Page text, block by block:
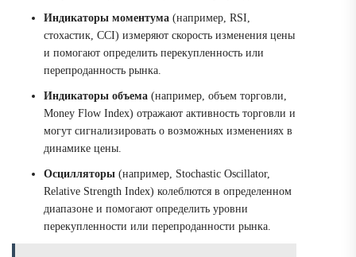
Индикаторы моментума (например, RSI,
стохастик, CCI) измеряют скорость изменения цены
и помогают определить перекупленность или
перепроданность рынка.
Индикаторы объема (например, объем торговли,
Money Flow Index) отражают активность торговли и
могут сигнализировать о возможных изменениях в
динамике цены.
Осцилляторы (например, Stochastic Oscillator,
Relative Strength Index) колеблются в определенном
диапазоне и помогают определить уровни
перекупленности или перепроданности рынка.